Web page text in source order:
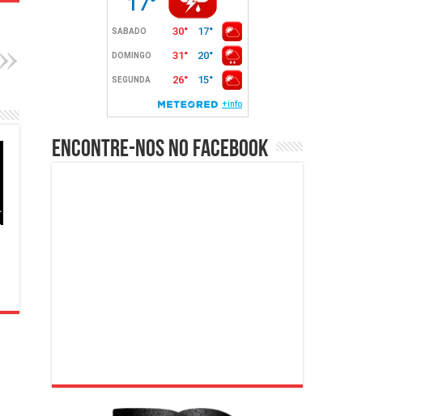
Encontre-nos no Facebook